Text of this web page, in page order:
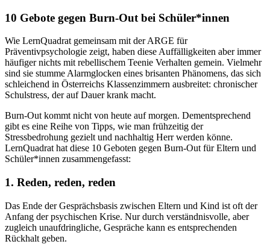
10 Gebote gegen Burn-Out bei Schüler*innen
Wie LernQuadrat gemeinsam mit der ARGE für
Präventivpsychologie zeigt, haben diese Auffälligkeiten aber immer
häufiger nichts mit rebellischem Teenie Verhalten gemein. Vielmehr
sind sie stumme Alarmglocken eines brisanten Phänomens, das sich
schleichend in Österreichs Klassenzimmern ausbreitet: chronischer
Schulstress, der auf Dauer krank macht.
Burn-Out kommt nicht von heute auf morgen. Dementsprechend
gibt es eine Reihe von Tipps, wie man frühzeitig der
Stressbedrohung gezielt und nachhaltig Herr werden könne.
LernQuadrat hat diese 10 Geboten gegen Burn-Out für Eltern und
Schüler*innen zusammengefasst:
1. Reden, reden, reden
Das Ende der Gesprächsbasis zwischen Eltern und Kind ist oft der
Anfang der psychischen Krise. Nur durch verständnisvolle, aber
zugleich unaufdringliche, Gespräche kann es entsprechenden
Rückhalt geben.